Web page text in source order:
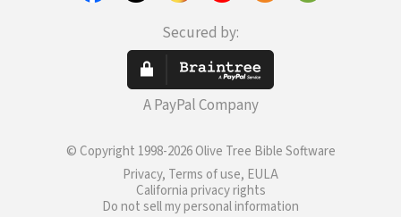
Secured by:
A PayPal Company
© Copyright 1998-2026 Olive Tree Bible Software
Privacy, Terms of use, EULA
California privacy rights
Do not sell my personal information